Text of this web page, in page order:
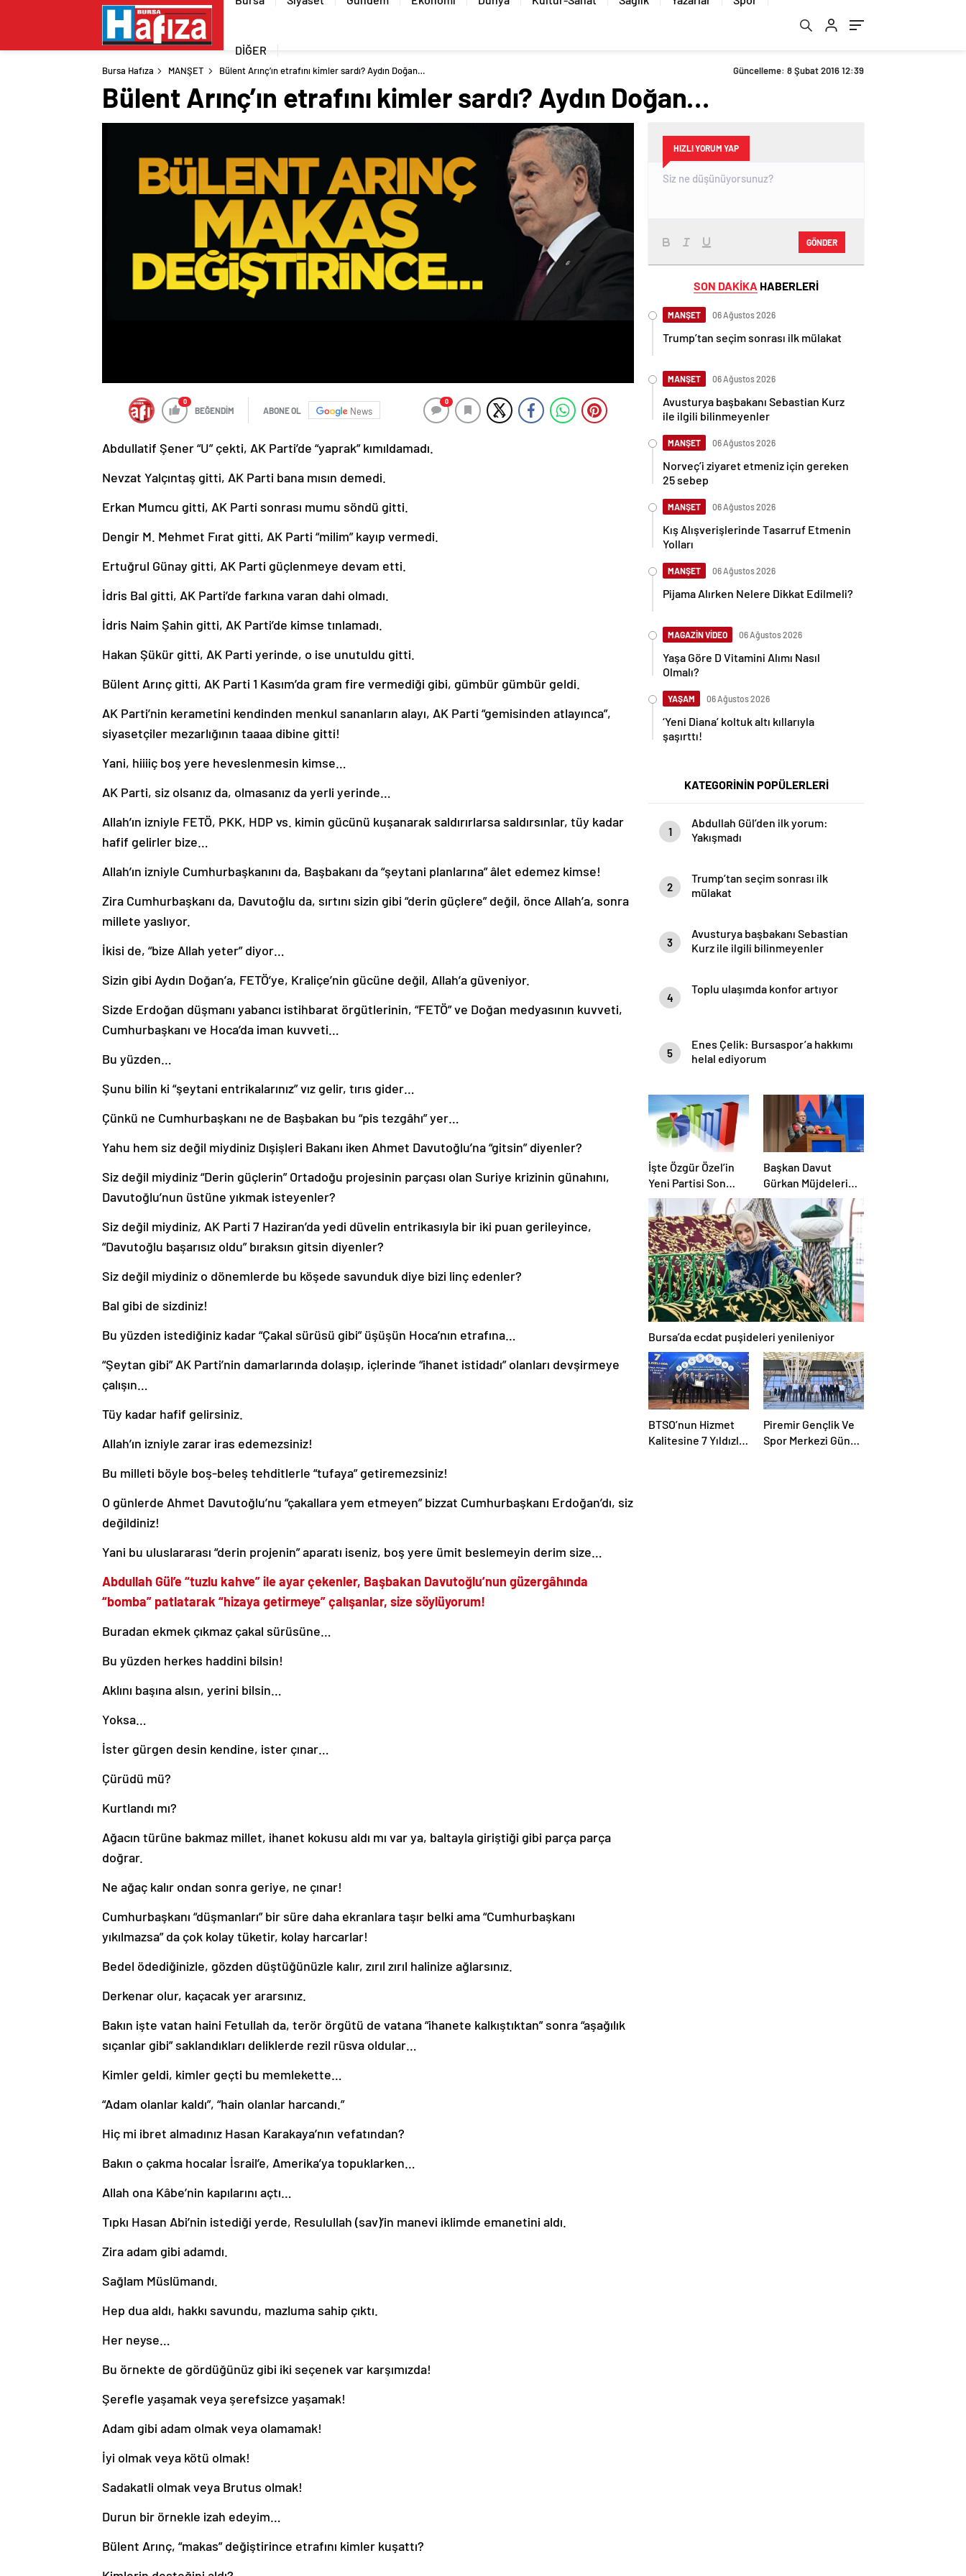
DİĞER
Bursa Hafıza MANŞET Bülent Arınç’ın etrafını kimler sardı? Aydın Doğan… Güncelleme: 8 Şubat 2016 12:39
Bülent Arınç’ın etrafını kimler sardı? Aydın Doğan…
0
BEĞENDİM ABONE OL News
0
Abdullatif Şener “U” çekti, AK Parti’de “yaprak” kımıldamadı.
Nevzat Yalçıntaş gitti, AK Parti bana mısın demedi.
Erkan Mumcu gitti, AK Parti sonrası mumu söndü gitti.
Dengir M. Mehmet Fırat gitti, AK Parti “milim” kayıp vermedi.
Ertuğrul Günay gitti, AK Parti güçlenmeye devam etti.
İdris Bal gitti, AK Parti’de farkına varan dahi olmadı.
İdris Naim Şahin gitti, AK Parti’de kimse tınlamadı.
Hakan Şükür gitti, AK Parti yerinde, o ise unutuldu gitti.
Bülent Arınç gitti, AK Parti 1 Kasım’da gram fire vermediği gibi, gümbür gümbür geldi.
AK Parti’nin kerametini kendinden menkul sananların alayı, AK Parti “gemisinden atlayınca”,
siyasetçiler mezarlığının taaaa dibine gitti!
Yani, hiiiiç boş yere heveslenmesin kimse…
AK Parti, siz olsanız da, olmasanız da yerli yerinde…
Allah’ın izniyle FETÖ, PKK, HDP vs. kimin gücünü kuşanarak saldırırlarsa saldırsınlar, tüy kadar
hafif gelirler bize…
Allah’ın izniyle Cumhurbaşkanını da, Başbakanı da “şeytani planlarına” âlet edemez kimse!
Zira Cumhurbaşkanı da, Davutoğlu da, sırtını sizin gibi “derin güçlere” değil, önce Allah’a, sonra
millete yaslıyor.
İkisi de, “bize Allah yeter” diyor…
Sizin gibi Aydın Doğan’a, FETÖ’ye, Kraliçe’nin gücüne değil, Allah’a güveniyor.
Sizde Erdoğan düşmanı yabancı istihbarat örgütlerinin, “FETÖ” ve Doğan medyasının kuvveti,
Cumhurbaşkanı ve Hoca’da iman kuvveti…
Bu yüzden…
Şunu bilin ki “şeytani entrikalarınız” vız gelir, tırıs gider…
Çünkü ne Cumhurbaşkanı ne de Başbakan bu “pis tezgâhı” yer…
Yahu hem siz değil miydiniz Dışişleri Bakanı iken Ahmet Davutoğlu’na “gitsin” diyenler?
Siz değil miydiniz “Derin güçlerin” Ortadoğu projesinin parçası olan Suriye krizinin günahını,
Davutoğlu’nun üstüne yıkmak isteyenler?
Siz değil miydiniz, AK Parti 7 Haziran’da yedi düvelin entrikasıyla bir iki puan gerileyince,
“Davutoğlu başarısız oldu” bıraksın gitsin diyenler?
Siz değil miydiniz o dönemlerde bu köşede savunduk diye bizi linç edenler?
Bal gibi de sizdiniz!
Bu yüzden istediğiniz kadar “Çakal sürüsü gibi” üşüşün Hoca’nın etrafına…
“Şeytan gibi” AK Parti’nin damarlarında dolaşıp, içlerinde “ihanet istidadı” olanları devşirmeye
çalışın…
Tüy kadar hafif gelirsiniz.
Allah’ın izniyle zarar iras edemezsiniz!
Bu milleti böyle boş-beleş tehditlerle “tufaya” getiremezsiniz!
O günlerde Ahmet Davutoğlu’nu “çakallara yem etmeyen” bizzat Cumhurbaşkanı Erdoğan’dı, siz
değildiniz!
Yani bu uluslararası “derin projenin” aparatı iseniz, boş yere ümit beslemeyin derim size…
Abdullah Gül’e “tuzlu kahve” ile ayar çekenler, Başbakan Davutoğlu’nun güzergâhında
“bomba” patlatarak “hizaya getirmeye” çalışanlar, size söylüyorum!
Buradan ekmek çıkmaz çakal sürüsüne…
Bu yüzden herkes haddini bilsin!
Aklını başına alsın, yerini bilsin…
Yoksa…
İster gürgen desin kendine, ister çınar…
Çürüdü mü?
Kurtlandı mı?
Ağacın türüne bakmaz millet, ihanet kokusu aldı mı var ya, baltayla giriştiği gibi parça parça
doğrar.
Ne ağaç kalır ondan sonra geriye, ne çınar!
Cumhurbaşkanı “düşmanları” bir süre daha ekranlara taşır belki ama “Cumhurbaşkanı
yıkılmazsa” da çok kolay tüketir, kolay harcarlar!
Bedel ödediğinizle, gözden düştüğünüzle kalır, zırıl zırıl halinize ağlarsınız.
Derkenar olur, kaçacak yer ararsınız.
Bakın işte vatan haini Fetullah da, terör örgütü de vatana “ihanete kalkıştıktan” sonra “aşağılık
sıçanlar gibi” saklandıkları deliklerde rezil rüsva oldular…
Kimler geldi, kimler geçti bu memlekette…
“Adam olanlar kaldı”, “hain olanlar harcandı.”
Hiç mi ibret almadınız Hasan Karakaya’nın vefatından?
Bakın o çakma hocalar İsrail’e, Amerika’ya topuklarken…
Allah ona Kâbe’nin kapılarını açtı…
Tıpkı Hasan Abi’nin istediği yerde, Resulullah (sav)’in manevi iklimde emanetini aldı.
Zira adam gibi adamdı.
Sağlam Müslümandı.
Hep dua aldı, hakkı savundu, mazluma sahip çıktı.
Her neyse…
Bu örnekte de gördüğünüz gibi iki seçenek var karşımızda!
Şerefle yaşamak veya şerefsizce yaşamak!
Adam gibi adam olmak veya olamamak!
İyi olmak veya kötü olmak!
Sadakatli olmak veya Brutus olmak!
Durun bir örnekle izah edeyim…
Bülent Arınç, “makas” değiştirince etrafını kimler kuşattı?
HIZLI YORUM YAP
GÖNDER
SON DAKİKA HABERLERİ
MANŞET 06 Ağustos 2026
Trump’tan seçim sonrası ilk mülakat
MANŞET 06 Ağustos 2026
Avusturya başbakanı Sebastian Kurz
ile ilgili bilinmeyenler
MANŞET 06 Ağustos 2026
Norveç’i ziyaret etmeniz için gereken
25 sebep
MANŞET 06 Ağustos 2026
Kış Alışverişlerinde Tasarruf Etmenin
Yolları
MANŞET 06 Ağustos 2026
Pijama Alırken Nelere Dikkat Edilmeli?
MAGAZİN VİDEO 06 Ağustos 2026
Yaşa Göre D Vitamini Alımı Nasıl
Olmalı?
YAŞAM 06 Ağustos 2026
‘Yeni Diana’ koltuk altı kıllarıyla
şaşırttı!
KATEGORİNİN POPÜLERLERİ
1
Abdullah Gül’den ilk yorum:
Yakışmadı
2
Trump’tan seçim sonrası ilk
mülakat
3
Avusturya başbakanı Sebastian
Kurz ile ilgili bilinmeyenler
4
Toplu ulaşımda konfor artıyor
5
Enes Çelik: Bursaspor’a hakkımı
helal ediyorum
İşte Özgür Özel’in
Yeni Partisi Son
Anket !
Başkan Davut
Gürkan Müjdeleri
Sıraladı: Hepsi
Yakında Hizmete
Giriyor !
Bursa’da ecdat puşideleri yenileniyor
BTSO’nun Hizmet
Kalitesine 7 Yıldızlı
Piremir Gençlik Ve
Spor Merkezi Gün